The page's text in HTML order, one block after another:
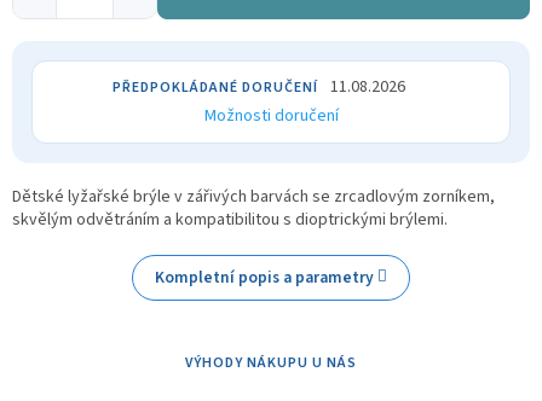
11.08.2026
Možnosti doručení
Dětské lyžařské brýle v zářivých barvách se zrcadlovým zorníkem,
skvělým odvětráním a kompatibilitou s dioptrickými brýlemi.
Kompletní popis a parametry
VÝHODY NÁKUPU U NÁS